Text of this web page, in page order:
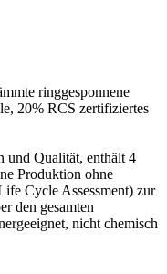
ringgesponnene
20% RCS zertifiziertes
und Qualität, enthält 4
Produktion ohne
Cycle Assessment) zur
den gesamten
nicht chemisch